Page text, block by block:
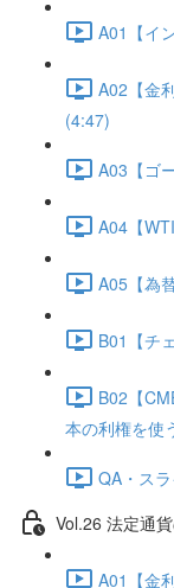
A01【イ
A02【金
(4:47)
A03【ゴ
A04【
A05【為
B01【チ
B02【
本の利権を使
QA・ス
Vol.26 法定通
A01【金